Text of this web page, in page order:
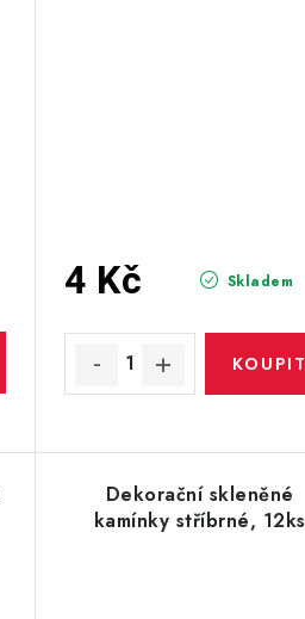
Skladem
4 Kč
Dekorační skleněné
kamínky stříbrné, 12ks